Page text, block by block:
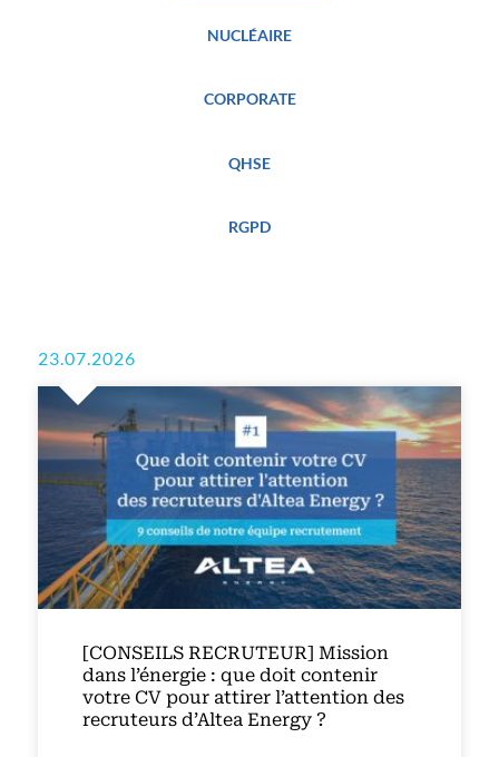
NUCLÉAIRE
CORPORATE
QHSE
RGPD
23.07.2026
[CONSEILS RECRUTEUR] Mission
dans l’énergie : que doit contenir
votre CV pour attirer l’attention des
recruteurs d’Altea Energy ?